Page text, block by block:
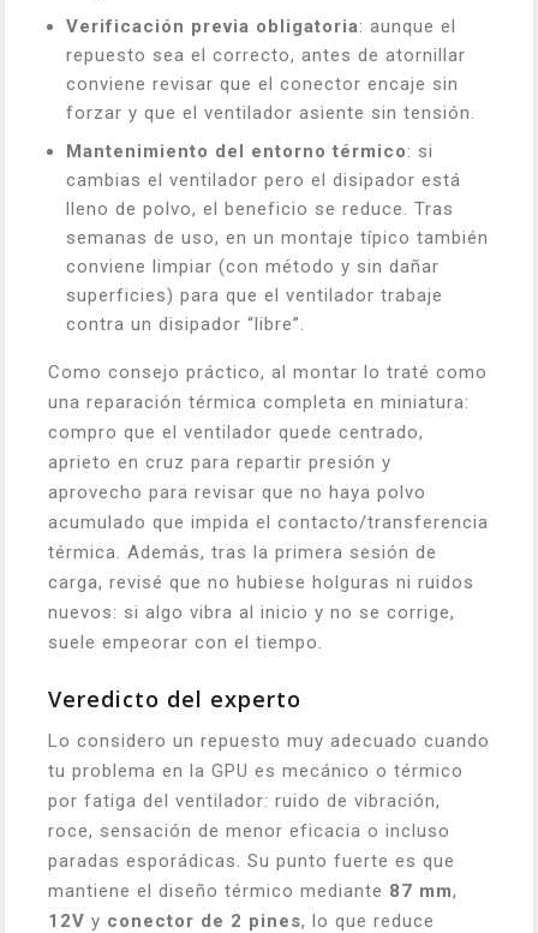
Verificación previa obligatoria: aunque el
repuesto sea el correcto, antes de atornillar
conviene revisar que el conector encaje sin
forzar y que el ventilador asiente sin tensión.
Mantenimiento del entorno térmico: si
cambias el ventilador pero el disipador está
lleno de polvo, el beneficio se reduce. Tras
semanas de uso, en un montaje típico también
conviene limpiar (con método y sin dañar
superficies) para que el ventilador trabaje
contra un disipador “libre”.
Como consejo práctico, al montar lo traté como
una reparación térmica completa en miniatura:
compro que el ventilador quede centrado,
aprieto en cruz para repartir presión y
aprovecho para revisar que no haya polvo
acumulado que impida el contacto/transferencia
térmica. Además, tras la primera sesión de
carga, revisé que no hubiese holguras ni ruidos
nuevos: si algo vibra al inicio y no se corrige,
suele empeorar con el tiempo.
Veredicto del experto
Lo considero un repuesto muy adecuado cuando
tu problema en la GPU es mecánico o térmico
por fatiga del ventilador: ruido de vibración,
roce, sensación de menor eficacia o incluso
paradas esporádicas. Su punto fuerte es que
mantiene el diseño térmico mediante 87 mm,
12V y conector de 2 pines, lo que reduce